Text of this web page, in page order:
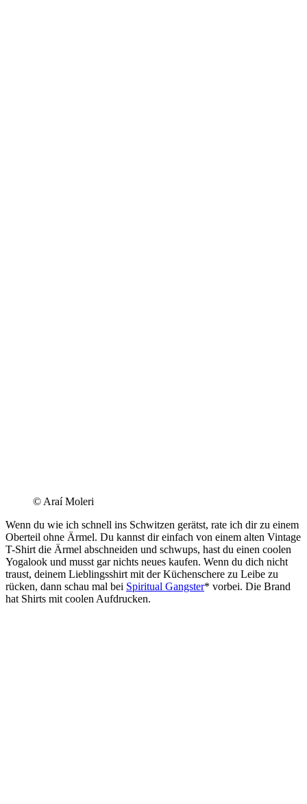
© Araí Moleri
Wenn du wie ich schnell ins Schwitzen gerätst, rate ich dir zu einem
Oberteil ohne Ärmel. Du kannst dir einfach von einem alten Vintage
T-Shirt die Ärmel abschneiden und schwups, hast du einen coolen
Yogalook und musst gar nichts neues kaufen. Wenn du dich nicht
traust, deinem Lieblingsshirt mit der Küchenschere zu Leibe zu
rücken, dann schau mal bei Spiritual Gangster* vorbei. Die Brand
hat Shirts mit coolen Aufdrucken.